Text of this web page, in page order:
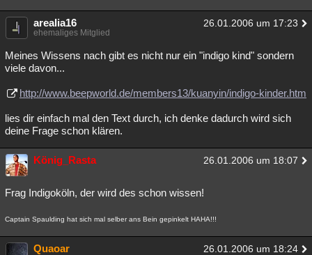
arealia16 26.01.2006 um 17:23
ehemaliges Mitglied
Meines Wissens nach gibt es nicht nur ein "indigo kind" sondern
viele davon...
http://www.beepworld.de/members13/kuanyin/indigo-kinder.htm
lies dir einfach mal den Text durch, ich denke dadurch wird sich
deine Frage schon klären.
König_Rasta 26.01.2006 um 18:07
Frag Indigoköln, der wird des schon wissen!
Captain Spaulding hat sich mal selber ans Bein gepinkelt HAHA!!!
Quaoar 26.01.2006 um 18:24